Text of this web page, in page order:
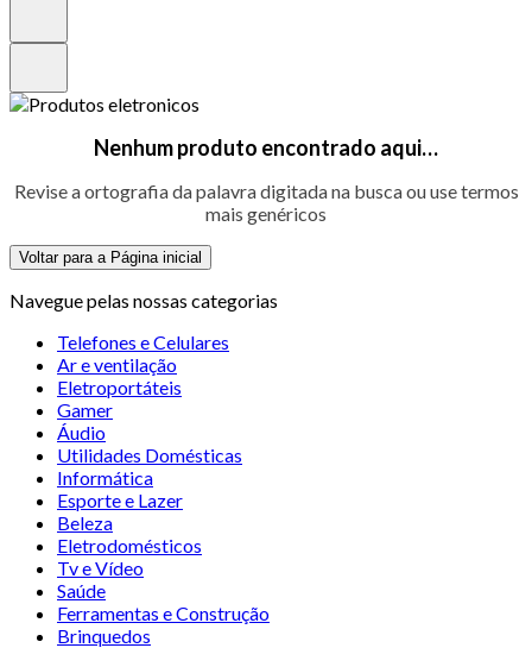
Nenhum produto encontrado aqui…
Revise a ortografia da palavra digitada na busca ou use termos
mais genéricos
Voltar para a Página inicial
Navegue pelas nossas categorias
Telefones e Celulares
Ar e ventilação
Eletroportáteis
Gamer
Áudio
Utilidades Domésticas
Informática
Esporte e Lazer
Beleza
Eletrodomésticos
Tv e Vídeo
Saúde
Ferramentas e Construção
Brinquedos